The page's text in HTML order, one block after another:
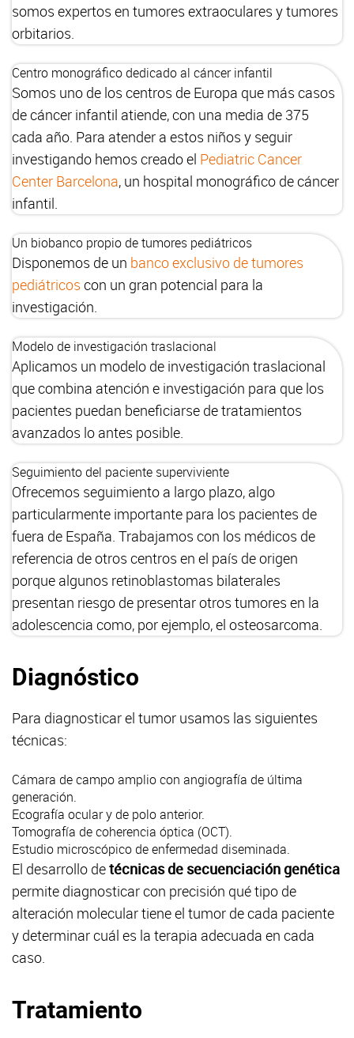
somos expertos en tumores extraoculares y tumores
orbitarios.
Centro monográfico dedicado al cáncer infantil
Somos uno de los centros de Europa que más casos
de cáncer infantil atiende, con una media de 375
cada año. Para atender a estos niños y seguir
investigando hemos creado el Pediatric Cancer
Center Barcelona, un hospital monográfico de cáncer
infantil.
Un biobanco propio de tumores pediátricos
Disponemos de un banco exclusivo de tumores
pediátricos con un gran potencial para la
investigación.
Modelo de investigación traslacional
Aplicamos un modelo de investigación traslacional
que combina atención e investigación para que los
pacientes puedan beneficiarse de tratamientos
avanzados lo antes posible.
Seguimiento del paciente superviviente
Ofrecemos seguimiento a largo plazo, algo
particularmente importante para los pacientes de
fuera de España. Trabajamos con los médicos de
referencia de otros centros en el país de origen
porque algunos retinoblastomas bilaterales
presentan riesgo de presentar otros tumores en la
adolescencia como, por ejemplo, el osteosarcoma.
Diagnóstico
Para diagnosticar el tumor usamos las siguientes
técnicas:
Cámara de campo amplio con angiografía de última
generación.
Ecografía ocular y de polo anterior.
Tomografía de coherencia óptica (OCT).
Estudio microscópico de enfermedad diseminada.
El desarrollo detécnicas de secuenciación genética
permite diagnosticar con precisión qué tipo de
alteración molecular tiene el tumor de cada paciente
y determinar cuál es la terapia adecuada en cada
caso.
Tratamiento